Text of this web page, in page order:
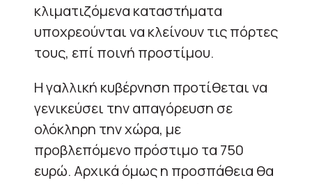
κλιματιζόμενα καταστήματα
υποχρεούνται να κλείνουν τις πόρτες
τους, επί ποινή προστίμου.
Η γαλλική κυβέρνηση προτίθεται να
γενικεύσει την απαγόρευση σε
ολόκληρη την χώρα, με
προβλεπόμενο πρόστιμο τα 750
ευρώ. Αρχικά όμως η προσπάθεια θα